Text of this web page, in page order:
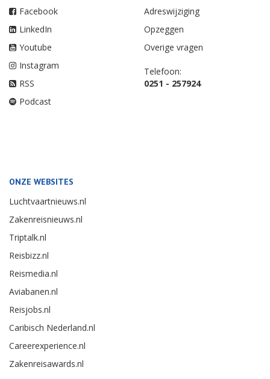
Facebook
LinkedIn
Youtube
Instagram
RSS
Podcast
Adreswijziging
Opzeggen
Overige vragen
Telefoon:
0251 - 257924
ONZE WEBSITES
Luchtvaartnieuws.nl
Zakenreisnieuws.nl
Triptalk.nl
Reisbizz.nl
Reismedia.nl
Aviabanen.nl
Reisjobs.nl
Caribisch Nederland.nl
Careerexperience.nl
Zakenreisawards.nl